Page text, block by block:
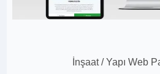
İnşaat / Yapı Web